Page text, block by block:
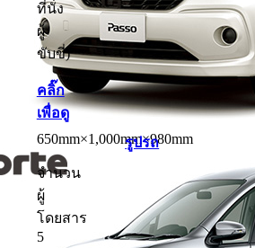
ที่นั่ง
ผู้
ขับขี่)
คลิ๊ก
เพื่อดู
650mm×1,000mm×980mm
จำนวน
ผู้
โดยสาร
5
รูปรถ